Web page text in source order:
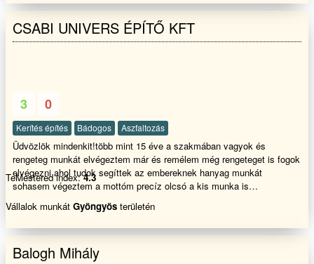
CSABI UNIVERS ÉPÍTŐ KFT
3 0
Kerítés építés Bádogos Aszfaltozás
Üdvözlök mindenkit!több mint 15 éve a szakmában vagyok és
rengeteg munkát elvégeztem már és remélem még rengeteget is fogok
elvégezni ahol tudok segíttek az embereknek hanyag munkát
sohasem végeztem a mottóm precíz olcsó a kis munka is
kikenését,cserép forgatását,lécezését,lapos tetők
padlások,szigetelését,csatorna és minden féle bádogos munkálatokat,
akár 2 órán belüli ingyenes helyszíni állapot felméréssel.Hívjon
Bizalommal Megegyezünk....
TeMestered index:4.3
Vállalok munkát Gyöngyös területén
Balogh Mihály